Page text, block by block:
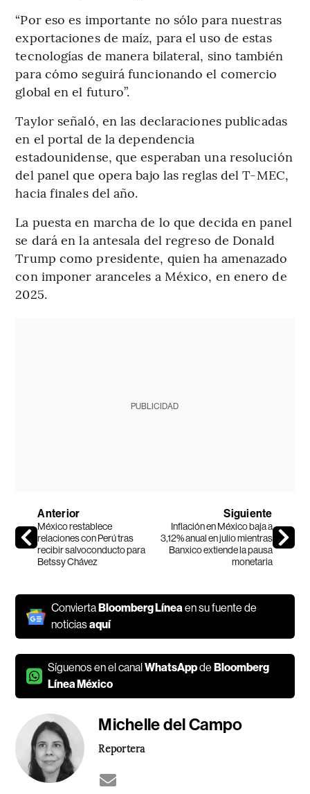
“Por eso es importante no sólo para nuestras
exportaciones de maíz, para el uso de estas
tecnologías de manera bilateral, sino también
para cómo seguirá funcionando el comercio
global en el futuro”.
Taylor señaló, en las declaraciones publicadas
en el portal de la dependencia
estadounidense, que esperaban una resolución
del panel que opera bajo las reglas del T-MEC,
hacia finales del año.
La puesta en marcha de lo que decida en panel
se dará en la antesala del regreso de Donald
Trump como presidente, quien ha amenazado
con imponer aranceles a México, en enero de
2025.
PUBLICIDAD
Anterior
México restablece
relaciones con Perú tras
recibir salvoconducto para
Betssy Chávez
Siguiente
Inflación en México baja a
3,12% anual en julio mientras
Banxico extiende la pausa
monetaria
Convierta Bloomberg Líneaen su fuente de
noticiasaquí
Síguenos en el canalWhatsAppde Bloomberg
Línea México
Michelle del Campo
Reportera